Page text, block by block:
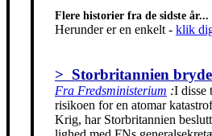
Flere historier fra de sidste år...
Herunder er en enkelt - klik
> Storbritannien
Fra Fredsministerium :I disse
risikoen for en atomar
Krig, har Storbritannien